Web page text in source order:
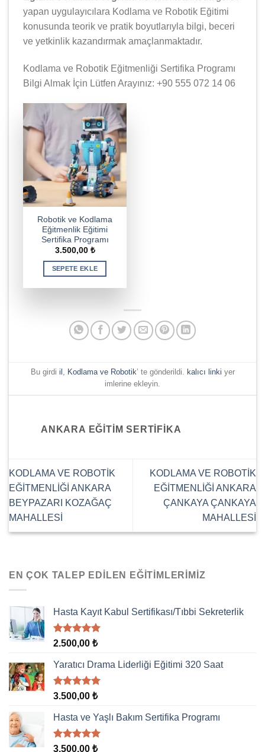
yapan uygulayıcılara Kodlama ve Robotik Eğitimi
konusunda teorik ve pratik boyutlarıyla bilgi, beceri
ve yetkinlik kazandırmak amaçlanmaktadır.
Kodlama ve Robotik Eğitmenliği Sertifika Programı
Bilgi Almak İçin Lütfen Arayınız: +90 555 072 14 06
Robotik ve Kodlama
Eğitmenlik Eğitimi
Sertifika Programı
3.500,00 ₺
SEPETE EKLE
Bu girdi il , Kodlama ve Robotik’ te gönderildi. kalıcı linki yer
imlerine ekleyin.
ANKARA EĞITIM SERTIFIKA
KODLAMA VE ROBOTİK
EĞİTMENLİĞİ ANKARA
BEYPAZARI KOZAĞAÇ
MAHALLESİ
KODLAMA VE ROBOTİK
EĞİTMENLİĞİ ANKARA
ÇANKAYA ÇANKAYA
MAHALLESİ
EN ÇOK TALEP EDILEN EĞITIMLERIMIZ
Hasta Kayıt Kabul Sertifikası/Tıbbi Sekreterlik
5 üzerinden
aldı
2.500,00 ₺
Yaratıcı Drama Liderliği Eğitimi 320 Saat
5 üzerinden
aldı
3.500,00 ₺
Hasta ve Yaşlı Bakım Sertifika Programı
5 üzerinden
3.500,00 ₺